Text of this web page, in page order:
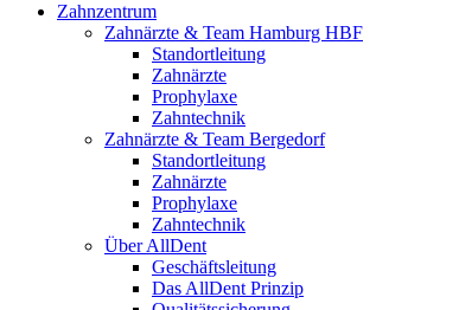
Zahnzentrum
Zahnärzte & Team Hamburg HBF
Standortleitung
Zahnärzte
Prophylaxe
Zahntechnik
Zahnärzte & Team Bergedorf
Standortleitung
Zahnärzte
Prophylaxe
Zahntechnik
Über AllDent
Geschäftsleitung
Das AllDent Prinzip